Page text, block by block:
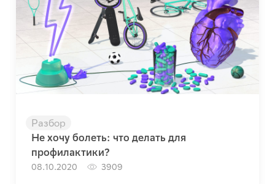
Разбор
Не хочу болеть: что делать для
профилактики?
08.10.2020 3909